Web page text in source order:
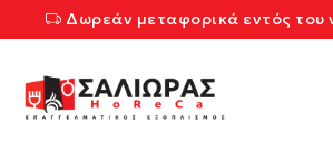
Δωρεάν μεταφορικά εντός του